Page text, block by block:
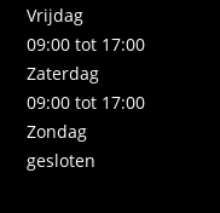
Vrijdag
09:00 tot 17:00
Zaterdag
09:00 tot 17:00
Zondag
gesloten